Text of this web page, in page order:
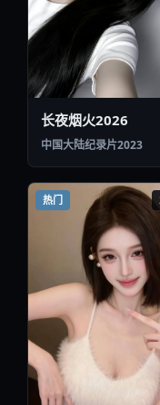
临江折柳·重逢
中国台湾 电视剧 2023